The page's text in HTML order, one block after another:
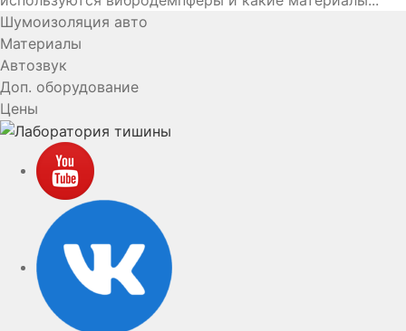
Шумоизоляция авто
Материалы
Автозвук
Доп. оборудование
Цены